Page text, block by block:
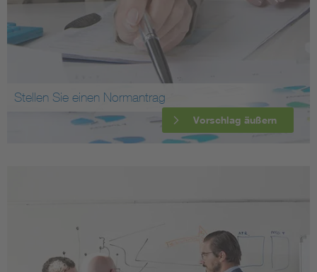
Stellen Sie einen Normantrag
Vorschlag äußern